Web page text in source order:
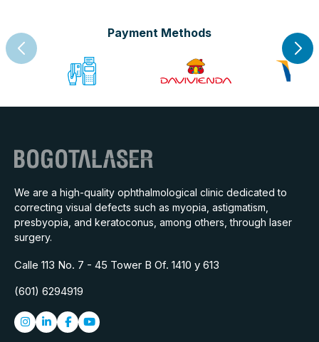
Payment Methods
We are a high-quality ophthalmological clinic dedicated to
correcting visual defects such as myopia, astigmatism,
presbyopia, and keratoconus, among others, through laser
surgery.
Calle 113 No. 7 - 45 Tower B Of. 1410 y 613
(601) 6294919